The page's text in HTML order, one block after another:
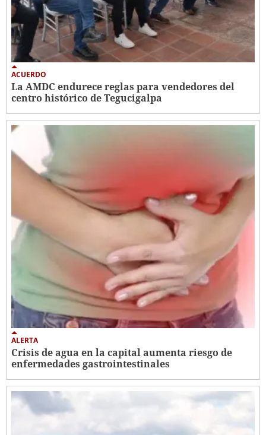
ACUERDO
La AMDC endurece reglas para vendedores del
centro histórico de Tegucigalpa
ALERTA
Crisis de agua en la capital aumenta riesgo de
enfermedades gastrointestinales